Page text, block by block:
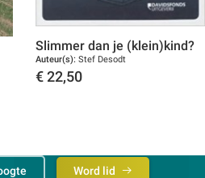
Slimmer dan je (klein)kind?
Auteur(s): Stef Desodt
€ 22,50
Word lid